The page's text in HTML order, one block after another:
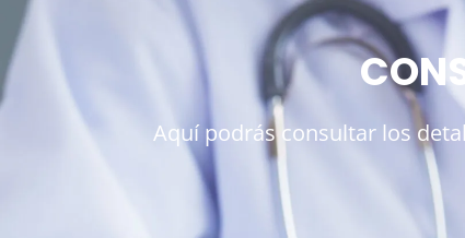
Aquí podrás consultar los